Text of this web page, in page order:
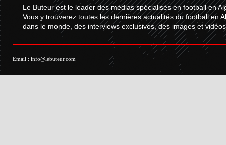
Le Buteur est le leader des médias spécialisés en football en
Vous y trouverez toutes les dernières actualités du football en
dans le monde, des interviews exclusives, des images et
Email : info@lebuteur.com